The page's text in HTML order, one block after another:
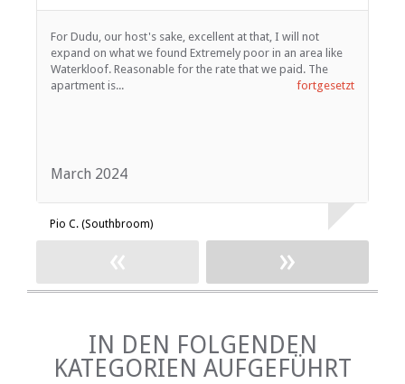
For Dudu, our host's sake, excellent at that, I will not
expand on what we found Extremely poor in an area like
Waterkloof. Reasonable for the rate that we paid. The
apartment is...
fortgesetzt
March 2024
Pio C. (Southbroom)
« »
IN DEN FOLGENDEN
KATEGORIEN AUFGEFÜHRT